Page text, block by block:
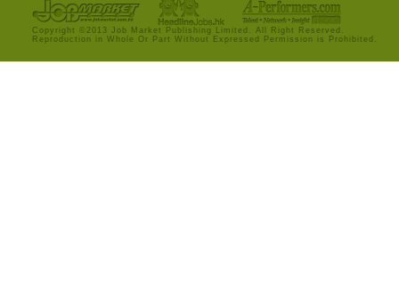
Copyright ©2013 Job Market Publishing Limited. All Right Reserved.
Reproduction in Whole Or Part Without Expressed Permission is Prohibited.